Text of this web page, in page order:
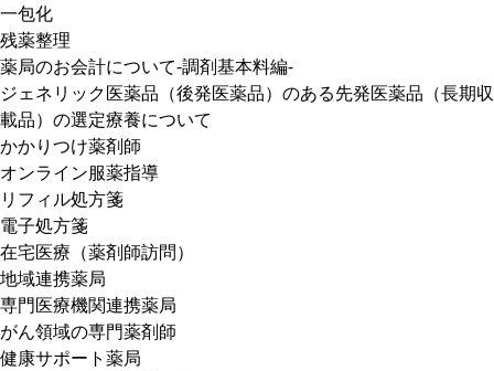
一包化
残薬整理
薬局のお会計について-調剤基本料編-
ジェネリック医薬品（後発医薬品）のある先発医薬品（長期収
載品）の選定療養について
かかりつけ薬剤師
オンライン服薬指導
リフィル処方箋
電子処方箋
在宅医療（薬剤師訪問）
地域連携薬局
専門医療機関連携薬局
がん領域の専門薬剤師
健康サポート薬局